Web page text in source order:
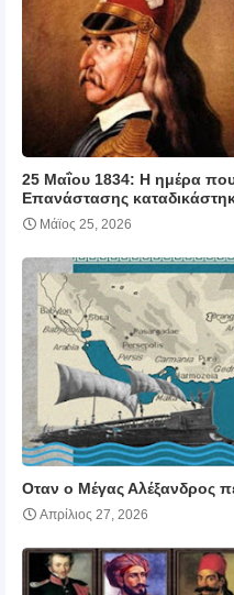
25 Μαΐου 1834: Η ημέρα
Επανάστασης
Μάϊος 25, 2026
Οταν ο Μέγας Αλέξανδρος
Απρίλιος 27, 2026